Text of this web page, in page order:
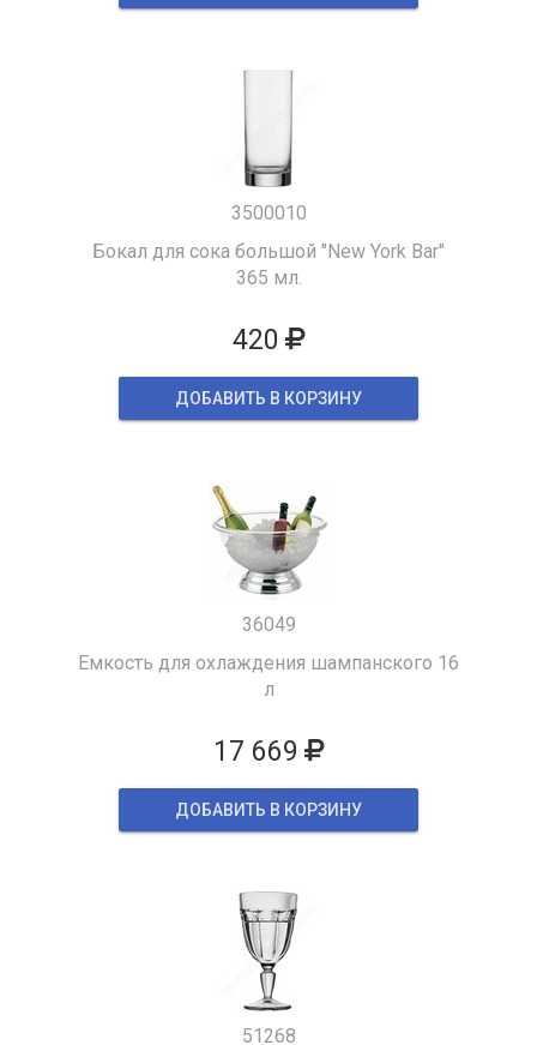
3500010
Бокал для сока большой "New York Bar"
365 мл.
420
ДОБАВИТЬ В КОРЗИНУ
36049
Емкость для охлаждения шампанского 16
л
17 669
ДОБАВИТЬ В КОРЗИНУ
51268